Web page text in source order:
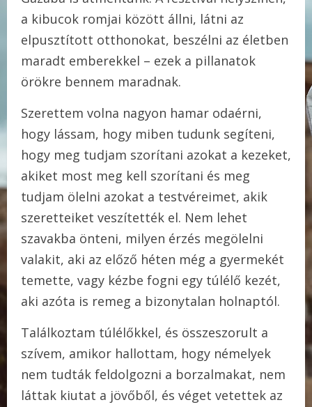
a kibucok romjai között állni, látni az
elpusztított otthonokat, beszélni az életben
maradt emberekkel – ezek a pillanatok
örökre bennem maradnak.
Szerettem volna nagyon hamar odaérni,
hogy lássam, hogy miben tudunk segíteni,
hogy meg tudjam szorítani azokat a kezeket,
akiket most meg kell szorítani és meg
tudjam ölelni azokat a testvéreimet, akik
szeretteiket veszítették el. Nem lehet
szavakba önteni, milyen érzés megölelni
valakit, aki az előző héten még a gyermekét
temette, vagy kézbe fogni egy túlélő kezét,
aki azóta is remeg a bizonytalan holnaptól.
Találkoztam túlélőkkel, és összeszorult a
szívem, amikor hallottam, hogy némelyek
nem tudták feldolgozni a borzalmakat, nem
láttak kiutat a jövőből, és véget vetettek az